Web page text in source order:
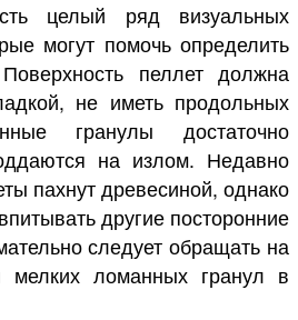
целый ряд визуальных
могут помочь определить
пеллет должна
не иметь продольных
гранулы достаточно
на излом. Недавно
пахнут древесиной, однако
другие посторонние
следует обращать на
мелких ломанных гранул в